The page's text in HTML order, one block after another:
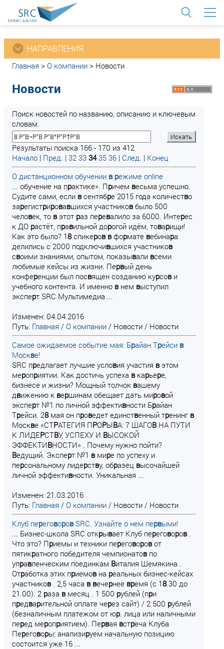
НАПРАВЛЕНИЯ
Главная > О компании > Новости
Новости
Поиск новостей по названию, описанию и ключевым
словам.
Результаты поиска 166 - 170 из 412
Начало | Пред. | 32 33 34 35 36 | След. | Конец
О дистанционном обучении в режиме online
... обучение на практике». Причем весьма успешно.
Судите сами, если всентябре 2015 года количество
зарегистрировавшихся участниковбыло 500
человек, то вэтот раз перевалило за 6000. Интерес
к ДО растёт, правильной дорогой идём, товарищи!
Как это было? 18спикеров вформате вебинара
делились с 2000 подключившихся участников
своими знаниями, опытом, показывали всеми
любимые кейсы из жизни. Первый день
конференции был посвящен созданию курсови
учебного контента. И именно внем выступил
эксперт SRC Мультимедиа ...
Изменен: 04.04.2016
Путь: Главная / О компании / Новости / Новости
Самое ожидаемое событие мая: Брайан Трейси в
Москве!
SRC предлагает лучшие условия участия вэтом
мероприятии. Как достичь успеха вкарьере,
бизнесе и жизни? Мощный толчок вашему
движению к вершинам обещает дать мировой
эксперт №1 по личной эффективности Брайан
Трейси. 28мая он проведет единственный тренинг в
Москве «СТРАТЕГИЯ ПРОРЫВА: 7 ШАГОВ НА ПУТИ
К ЛИДЕРСТВУ, УСПЕХУ И ВЫСОКОЙ
ЭФФЕКТИВНОСТИ» . Почему нужно пойти?
Ведущий. Эксперт №1 вмире по успеху и
персональному лидерству, образец высочайшей
личной эффективности. Уникальная ...
Изменен: 21.03.2016
Путь: Главная / О компании / Новости / Новости
Клуб переговоровSRC. Узнайте о нем первыми!
... Бизнес-школа SRC открывает Клуб переговоров.
Что это? Приемы и техники переговоровот
пятикратного победителя чемпионатовпо
управленческим поединкам Виталия Шемякина .
Отработка этих приемовна реальных бизнес-кейсах
участников. 2,5 часа в вечернее время (с 18.30 до
21.00). 2 раза вмесяц . 1 500 рублей (при
предварительной оплате через сайт) / 2 500 рублей
(безналичным платежом от юр. лица или наличными
перед мероприятием). Первая встреча Клуба
Переговоры: анализируем начальную позицию
состоится уже 16 ...